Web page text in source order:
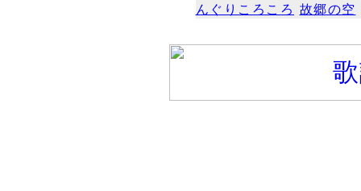
んぐりころころ 故郷の空